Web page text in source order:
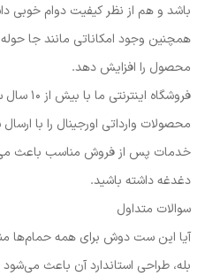
باشد و هم از نظر کیفیت دوام خوبی
همچنین وجود امکاناتی مانند جا
محصول را افزایش دهد.
فروشگاه
محصولات وارداتی اورجینال را با
خدمات پس از فروش مناسب باعث
دغدغه داشته باشید.
سوالات متداول
آیا این ست دوش برای همه حمام‌ها
بله، طراحی استاندارد آن باعث